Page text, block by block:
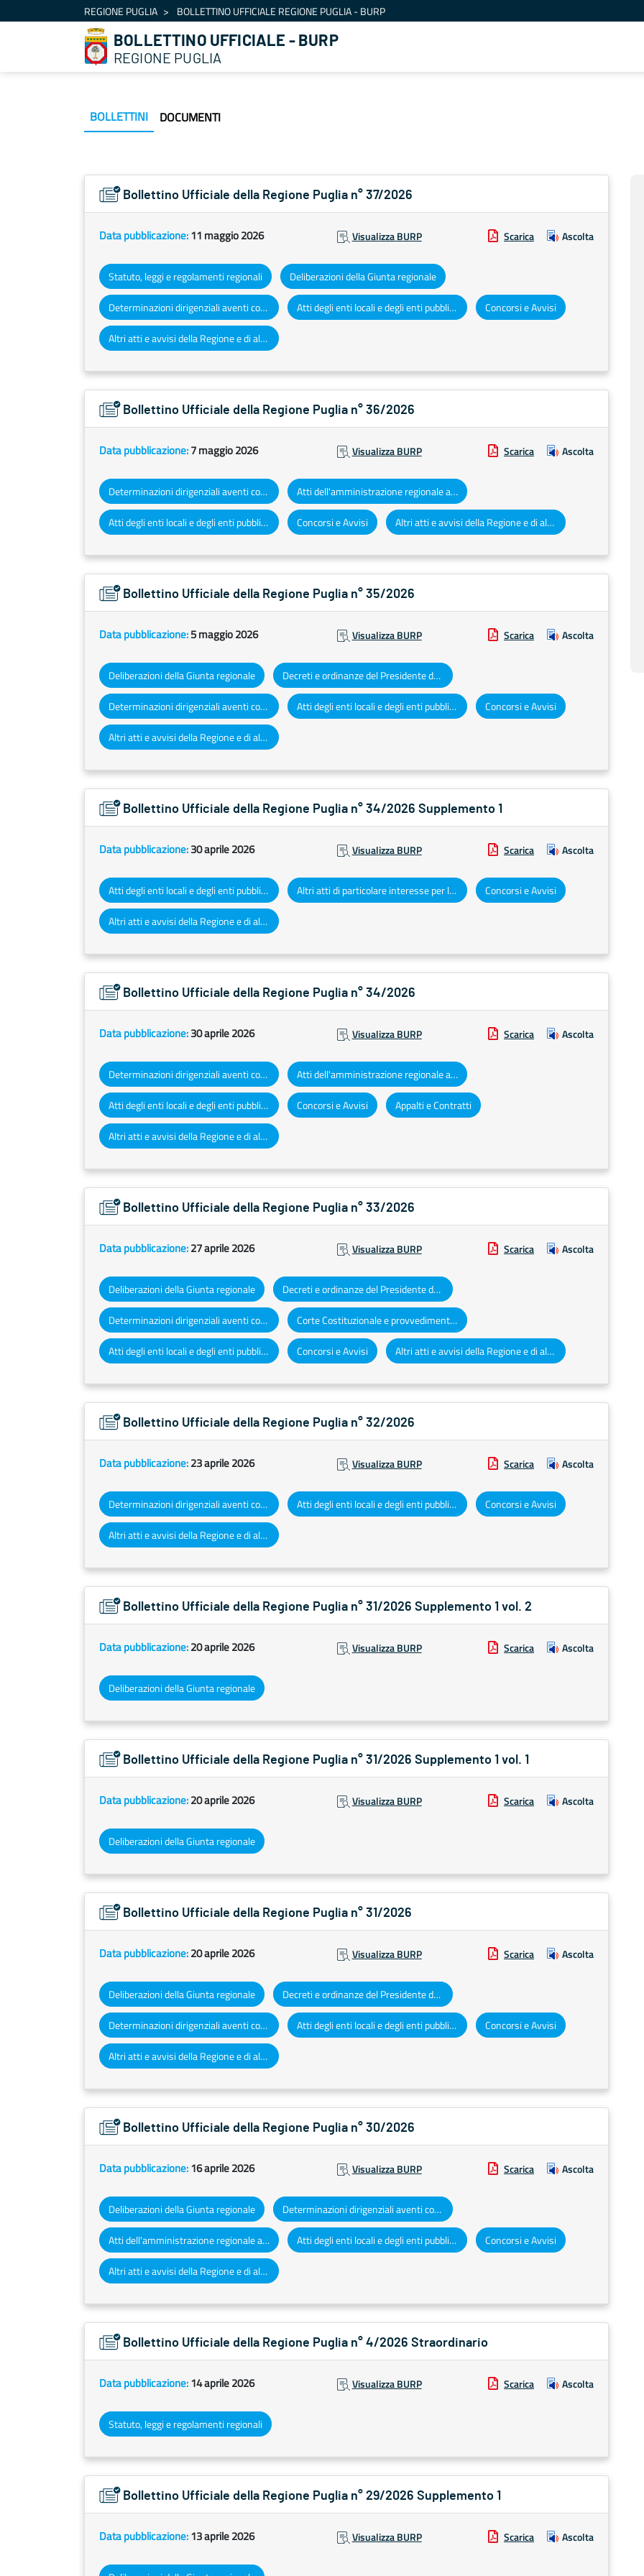
Salta al contenutoREGIONE PUGLIA BOLLETTINO UFFICIALE REGIONE PUGLIA - BURP
BOLLETTINO UFFICIALE - BURP
REGIONE PUGLIA
BOLLETTINI DOCUMENTI
Bollettino Ufficiale della Regione Puglia n° 37/2026
Data pubblicazione:11 maggio 2026 Visualizza BURP Scarica Ascolta
Statuto, leggi e regolamenti regionali Deliberazioni della Giunta regionale
Determinazioni dirigenziali aventi contenuto di interesse generale Atti degli enti locali e degli enti pubblici e privati Concorsi e Avvisi
Altri atti e avvisi della Regione e di altri enti pubblici che interessano la collettività regionale
Bollettino Ufficiale della Regione Puglia n° 36/2026
Data pubblicazione:7 maggio 2026 Visualizza BURP Scarica Ascolta
Determinazioni dirigenziali aventi contenuto di interesse generale Atti dell'amministrazione regionale ad obbligo di pubblicazione
Atti degli enti locali e degli enti pubblici e privati Concorsi e Avvisi Altri atti e avvisi della Regione e di altri enti pubblici che interessano la collettività regionale
Bollettino Ufficiale della Regione Puglia n° 35/2026
Data pubblicazione:5 maggio 2026 Visualizza BURP Scarica Ascolta
Deliberazioni della Giunta regionale Decreti e ordinanze del Presidente della Giunta regionale
Determinazioni dirigenziali aventi contenuto di interesse generale Atti degli enti locali e degli enti pubblici e privati Concorsi e Avvisi
Altri atti e avvisi della Regione e di altri enti pubblici che interessano la collettività regionale
Bollettino Ufficiale della Regione Puglia n° 34/2026 Supplemento 1
Data pubblicazione:30 aprile 2026 Visualizza BURP Scarica Ascolta
Atti degli enti locali e degli enti pubblici e privati Altri atti di particolare interesse per la Regione Puglia Concorsi e Avvisi
Altri atti e avvisi della Regione e di altri enti pubblici che interessano la collettività regionale
Bollettino Ufficiale della Regione Puglia n° 34/2026
Data pubblicazione:30 aprile 2026 Visualizza BURP Scarica Ascolta
Determinazioni dirigenziali aventi contenuto di interesse generale Atti dell'amministrazione regionale ad obbligo di pubblicazione
Atti degli enti locali e degli enti pubblici e privati Concorsi e Avvisi Appalti e Contratti
Altri atti e avvisi della Regione e di altri enti pubblici che interessano la collettività regionale
Bollettino Ufficiale della Regione Puglia n° 33/2026
Data pubblicazione:27 aprile 2026 Visualizza BURP Scarica Ascolta
Deliberazioni della Giunta regionale Decreti e ordinanze del Presidente della Giunta regionale
Determinazioni dirigenziali aventi contenuto di interesse generale Corte Costituzionale e provvedimenti organi giurisdizionali
Atti degli enti locali e degli enti pubblici e privati Concorsi e Avvisi Altri atti e avvisi della Regione e di altri enti pubblici che interessano la collettività regionale
Bollettino Ufficiale della Regione Puglia n° 32/2026
Data pubblicazione:23 aprile 2026 Visualizza BURP Scarica Ascolta
Determinazioni dirigenziali aventi contenuto di interesse generale Atti degli enti locali e degli enti pubblici e privati Concorsi e Avvisi
Altri atti e avvisi della Regione e di altri enti pubblici che interessano la collettività regionale
Bollettino Ufficiale della Regione Puglia n° 31/2026 Supplemento 1 vol. 2
Data pubblicazione:20 aprile 2026 Visualizza BURP Scarica Ascolta
Deliberazioni della Giunta regionale
Bollettino Ufficiale della Regione Puglia n° 31/2026 Supplemento 1 vol. 1
Data pubblicazione:20 aprile 2026 Visualizza BURP Scarica Ascolta
Deliberazioni della Giunta regionale
Bollettino Ufficiale della Regione Puglia n° 31/2026
Data pubblicazione:20 aprile 2026 Visualizza BURP Scarica Ascolta
Deliberazioni della Giunta regionale Decreti e ordinanze del Presidente della Giunta regionale
Determinazioni dirigenziali aventi contenuto di interesse generale Atti degli enti locali e degli enti pubblici e privati Concorsi e Avvisi
Altri atti e avvisi della Regione e di altri enti pubblici che interessano la collettività regionale
Bollettino Ufficiale della Regione Puglia n° 30/2026
Data pubblicazione:16 aprile 2026 Visualizza BURP Scarica Ascolta
Deliberazioni della Giunta regionale Determinazioni dirigenziali aventi contenuto di interesse generale
Atti dell'amministrazione regionale ad obbligo di pubblicazione Atti degli enti locali e degli enti pubblici e privati Concorsi e Avvisi
Altri atti e avvisi della Regione e di altri enti pubblici che interessano la collettività regionale
Bollettino Ufficiale della Regione Puglia n° 4/2026 Straordinario
Data pubblicazione:14 aprile 2026 Visualizza BURP Scarica Ascolta
Statuto, leggi e regolamenti regionali
Bollettino Ufficiale della Regione Puglia n° 29/2026 Supplemento 1
Data pubblicazione:13 aprile 2026 Visualizza BURP Scarica Ascolta